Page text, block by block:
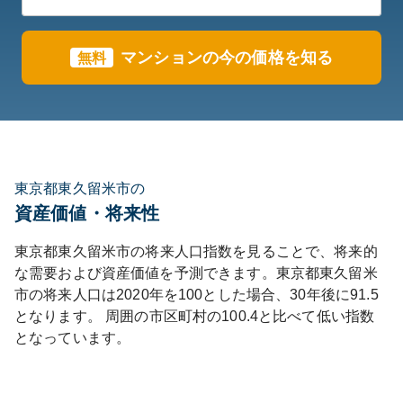
無料 マンションの今の価格を知る
東京都東久留米市の
資産価値・将来性
東京都東久留米市の将来人口指数を見ることで、将来的
な需要および資産価値を予測できます。 東京都東久留米
市の将来人口は2020年を100とした場合、30年後に91.5
となります。
周囲の市区町村の100.4と比べて低い指数
となっています。